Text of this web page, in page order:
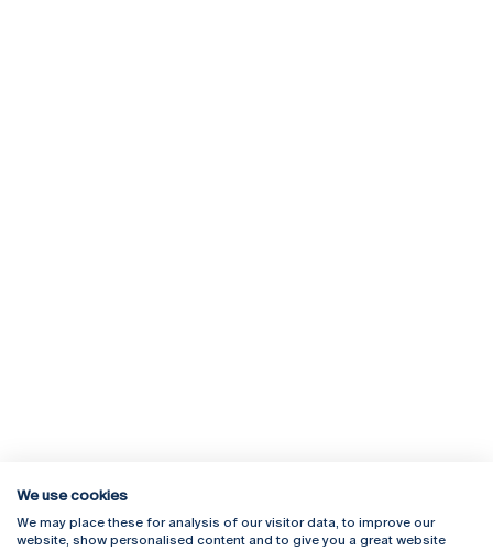
Rua Diogo Botelho 1327
Campus Online
We use cookies
We may place these for analysis of our visitor data, to improve our
website, show personalised content and to give you a great website